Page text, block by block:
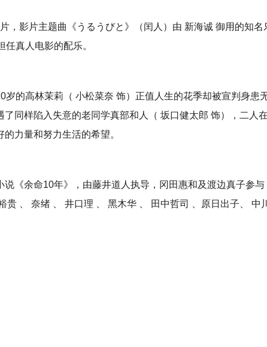
，影片主题曲《うるうびと》（闰人）由 新海诚 御用的知名
真人电影的配乐。
的高林茉莉（ 小松菜奈 饰）正值人生的花季却被宣判身患
同样陷入失意的老同学真部和人（ 坂口健太郎 饰），二人在
力量和努力生活的希望。
《余命10年》，由藤井道人执导，冈田惠和及渡边真子参与
、 奈绪 、 井口理 、 黑木华 、 田中哲司 、原日出子、 中川